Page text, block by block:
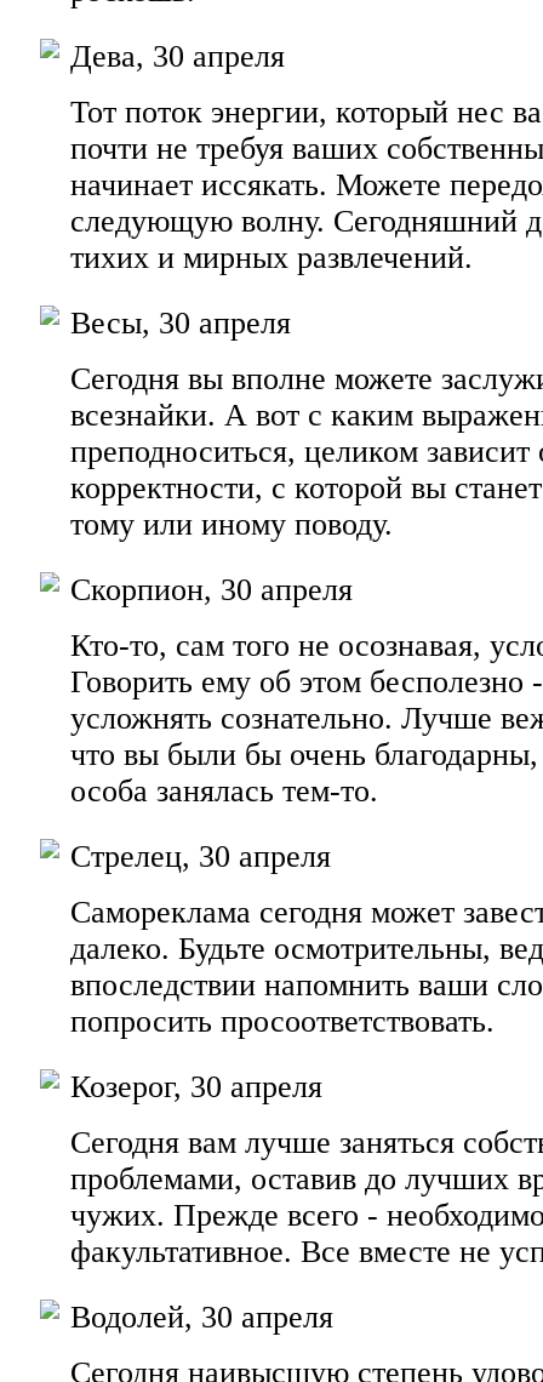
Дева, 30 апреля
Тот поток энергии, который нес
почти не требуя ваших
начинает иссякать. Можете
следующую волну. Сегодняшний
тихих и мирных развлечений.
Весы, 30 апреля
Сегодня вы вполне можете
всезнайки. А вот с каким
преподноситься, целиком зависит
корректности, с которой вы
тому или иному поводу.
Скорпион, 30 апреля
Кто-то, сам того не осознавая,
Говорить ему об этом бесполезно
усложнять сознательно. Лучше
что вы были бы очень
особа занялась тем-то.
Стрелец, 30 апреля
Самореклама сегодня может
далеко. Будьте осмотрительны,
впоследствии напомнить ваши
попросить просоответствовать.
Козерог, 30 апреля
Сегодня вам лучше заняться
проблемами, оставив до лучших
чужих. Прежде всего -
факультативное. Все вместе не
Водолей, 30 апреля
Сегодня наивысшую степень